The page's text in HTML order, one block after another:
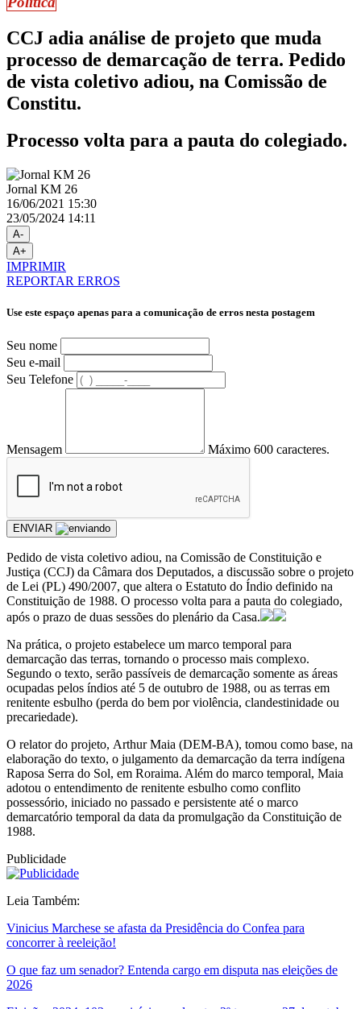
CCJ adia análise de projeto que muda
processo de demarcação de terra. Pedido
de vista coletivo adiou, na Comissão de
Constitu.
Processo volta para a pauta do colegiado.
Jornal KM 26
16/06/2021 15:30
23/05/2024 14:11
A-
A+
IMPRIMIR
REPORTAR ERROS
Use este espaço apenas para a comunicação de erros nesta postagem
Seu nome
Seu e-mail
Seu Telefone
Mensagem Máximo 600 caracteres.
ENVIAR
Pedido de vista coletivo adiou, na Comissão de Constituição e
Justiça (CCJ) da Câmara dos Deputados, a discussão sobre o projeto
de Lei (PL) 490/2007, que altera o Estatuto do Índio definido na
Constituição de 1988. O processo volta para a pauta do colegiado,
após o prazo de duas sessões do plenário da Casa.
Na prática, o projeto estabelece um marco temporal para
demarcação das terras, tornando o processo mais complexo.
Segundo o texto, serão passíveis de demarcação somente as áreas
ocupadas pelos índios até 5 de outubro de 1988, ou as terras em
renitente esbulho (perda do bem por violência, clandestinidade ou
precariedade).
O relator do projeto, Arthur Maia (DEM-BA), tomou como base, na
elaboração do texto, o julgamento da demarcação da terra indígena
Raposa Serra do Sol, em Roraima. Além do marco temporal, Maia
adotou o entendimento de renitente esbulho como conflito
possessório, iniciado no passado e persistente até o marco
demarcatório temporal da data da promulgação da Constituição de
1988.
Publicidade
Leia Também:
Vinicius Marchese se afasta da Presidência do Confea para
concorrer à reeleição!
O que faz um senador? Entenda cargo em disputa nas eleições de
2026